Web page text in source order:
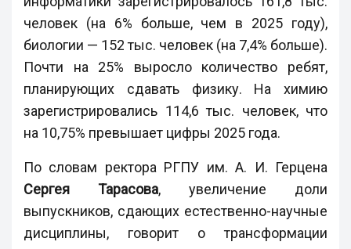
человек (на 6% больше, чем в 2025 году),
биологии — 152 тыс. человек (на 7,4% больше).
Почти на 25% выросло количество ребят,
планирующих сдавать физику. На химию
зарегистрировались 114,6 тыс. человек, что
на 10,75% превышает цифры 2025 года.
По словам ректора РГПУ им. А. И. Герцена
Сергея Тарасова, увеличение доли
выпускников, сдающих естественно-научные
дисциплины, говорит о трансформации